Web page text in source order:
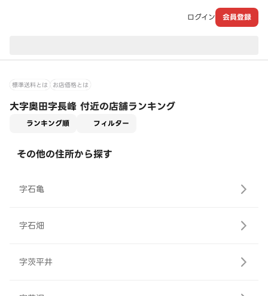
ログイン 会員登録
標準送料とは お店価格とは
大字奥田字長峰 付近の店舗ランキング
ランキング順 フィルター
その他の住所から探す
字石亀
字石畑
字茨平井